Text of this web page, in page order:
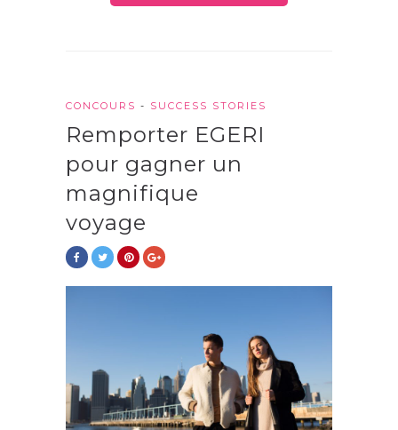
CONCOURS - SUCCESS STORIES
Remporter EGERI
pour gagner un
magnifique
voyage